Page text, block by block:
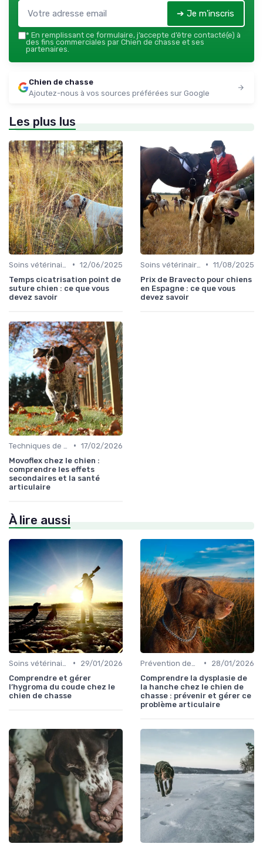
➔ Je m'inscris
* En remplissant ce formulaire, j’accepte d’être contacté(e) à
des fins commerciales par Chien de chasse et ses
partenaires.
Chien de chasse
Ajoutez-nous à vos sources préférées sur Google
Les plus lus
• 12/06/2025
Temps cicatrisation point de
suture chien : ce que vous
devez savoir
• 11/08/2025
Prix de Bravecto pour chiens
en Espagne : ce que vous
devez savoir
• 17/02/2026
Movoflex chez le chien :
comprendre les effets
secondaires et la santé
articulaire
À lire aussi
•
29/01/2026
Comprendre et gérer
l’hygroma du coude chez le
chien de chasse
•
28/01/2026
Comprendre la dysplasie de
la hanche chez le chien de
chasse : prévenir et gérer ce
problème articulaire